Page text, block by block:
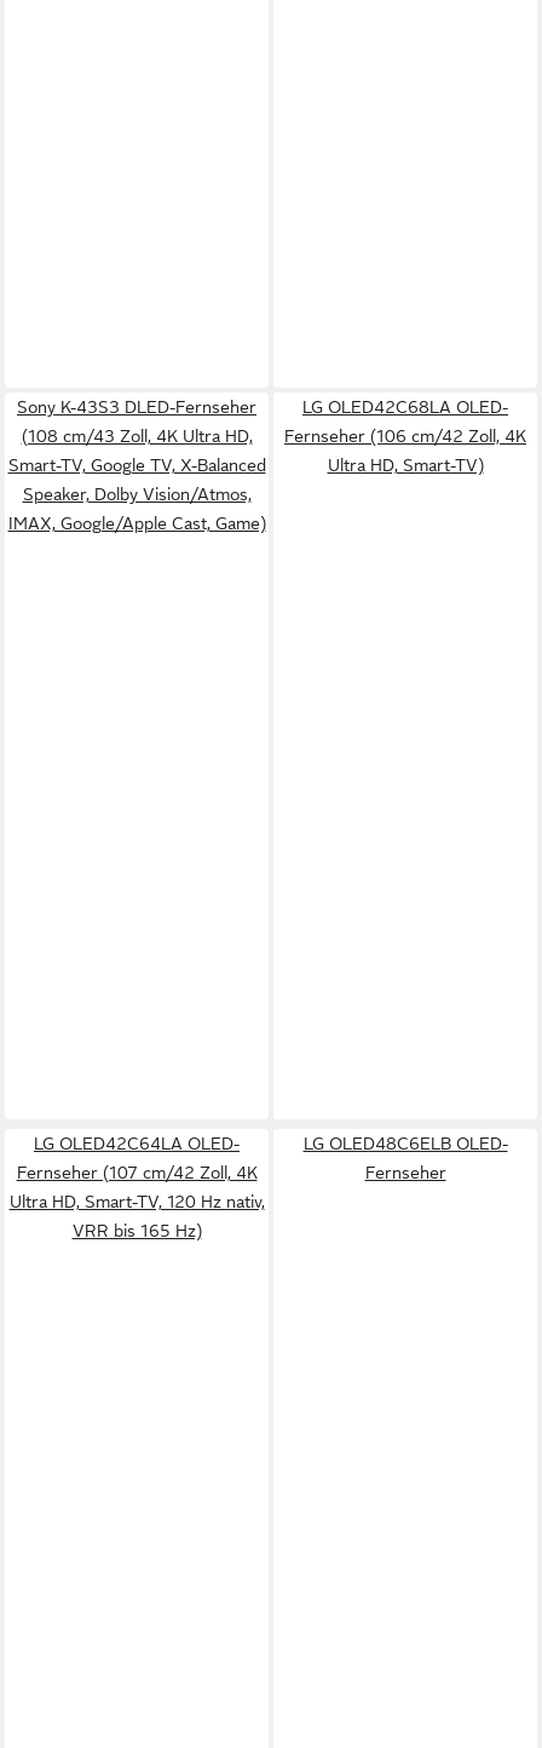
Sony K-43S3 DLED-Fernseher
(108 cm/43 Zoll, 4K Ultra HD,
Smart-TV, Google TV, X-Balanced
Speaker, Dolby Vision/Atmos,
IMAX, Google/Apple Cast, Game)
LG OLED42C68LA OLED-
Fernseher (106 cm/42 Zoll, 4K
Ultra HD, Smart-TV)
LG OLED42C64LA OLED-
Fernseher (107 cm/42 Zoll, 4K
Ultra HD, Smart-TV, 120 Hz nativ,
VRR bis 165 Hz)
LG OLED48C6ELB OLED-
Fernseher